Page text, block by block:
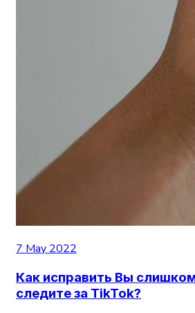
7 May 2022
Как исправить Вы
следите за TikTok?